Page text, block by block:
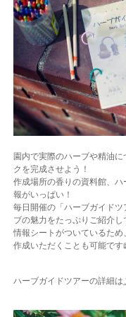
園内で実際のハーブや精油
クを完成させよう！
作成場所の香りの資料館、
報がいっぱい！
毎日開催の「ハーブガイド
ブの魅力をたっぷりご紹介し
情報シートがついているた
作成いただくことも可能で
ハーブガイドツアーの詳細は